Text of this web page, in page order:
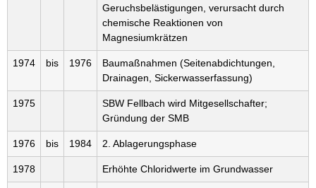
Geruchsbelästigungen, verursacht durch
chemische Reaktionen von
Magnesiumkrätzen
1974 bis 1976
Baumaßnahmen (Seitenabdichtungen,
Drainagen, Sickerwasserfassung)
1975
SBW Fellbach wird Mitgesellschafter;
Gründung der SMB
1976 bis 1984 2. Ablagerungsphase
1978 Erhöhte Chloridwerte im Grundwasser